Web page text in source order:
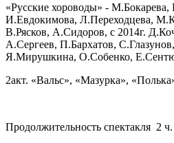
«Русские хороводы» -
И.Евдокимова, Л.Переходцева,
В.Рясков, А.Сидоров, с 2014г.
А.Сергеев, П.Бархатов,
Я.Мирушкина, О.Собенко,
2акт. «Вальс», «Мазурка»,
Продолжительность спектакля 2